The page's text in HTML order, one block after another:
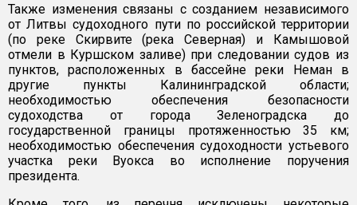
Также изменения связаны с созданием независимого
от Литвы судоходного пути по российской территории
(по реке Скирвите (река Северная) и Камышовой
отмели в Куршском заливе) при следовании судов из
пунктов, расположенных в бассейне реки Неман в
другие пункты Калининградской области;
необходимостью обеспечения безопасности
судоходства от города Зеленоградска до
государственной границы протяженностью 35 км;
необходимостью обеспечения судоходности устьевого
участка реки Вуокса во исполнение поручения
президента.